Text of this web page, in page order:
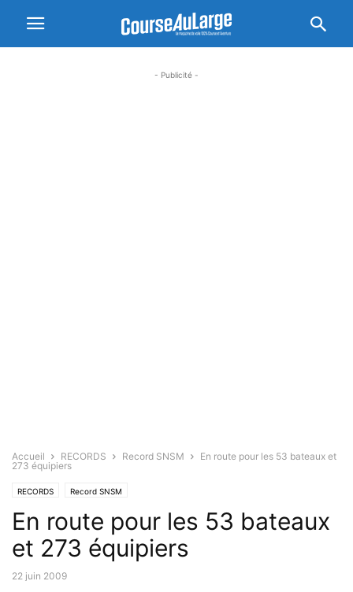
- Publicité -
Accueil RECORDS Record SNSM
En route pour les 53 bateaux et
273 équipiers
RECORDS Record SNSM
En route pour les 53 bateaux
et 273 équipiers
22 juin 2009